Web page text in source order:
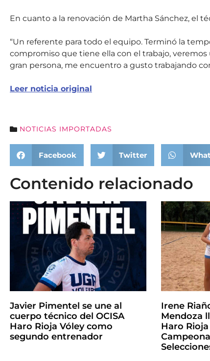
En cuanto a la renovación de Martha Sánchez, el
“Un referente para todo el equipo. Terminó la
compromiso que tiene ella con el trabajo,
gran persona, me encuentro a gusto trabajando
Leer noticia original
NOTICIAS IMPORTADAS
Facebook Twitter
Contenido relacionado
Javier Pimentel se une al
cuerpo técnico del OCISA
Haro Rioja Vóley como
segundo entrenador
Irene
Mendoza
Haro